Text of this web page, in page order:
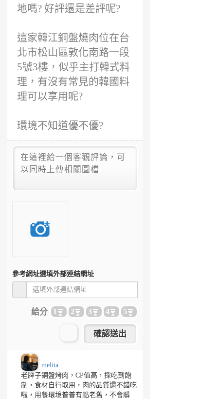
地嗎? 好評還是差評呢?
這家韓江銅盤燒肉位在台
北市松山區敦化南路一段
5號3樓，似乎主打韓式料
理，有沒有常見的韓國料
理可以享用呢?
環境不知道優不優?
參考網址選填外部連結網址
給分 1 2 3 4 5
melita
老牌子銅盤烤肉，CP值高，採吃到飽
制，食材自行取用，肉的品質還不錯吃
啦，用餐環境普普有點老舊，不會髒